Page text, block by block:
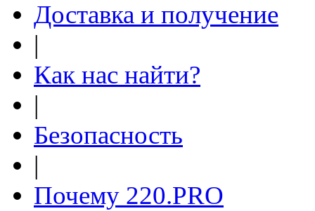
Доставка и получение
|
Как нас найти?
|
Безопасность
|
Почему 220.PRO